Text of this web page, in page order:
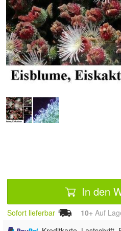
Doppelt
In den
Sofort lieferbar 10+ Auf